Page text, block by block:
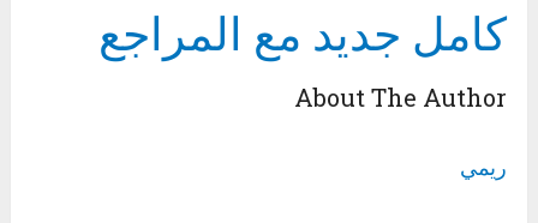
كامل جديد مع المراجع
About The Author
ريمي